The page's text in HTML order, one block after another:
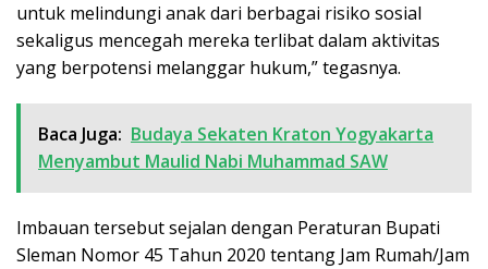
untuk melindungi anak dari berbagai risiko sosial
sekaligus mencegah mereka terlibat dalam aktivitas
yang berpotensi melanggar hukum,” tegasnya.
Baca Juga: Budaya Sekaten Kraton Yogyakarta
Menyambut Maulid Nabi Muhammad SAW
Imbauan tersebut sejalan dengan Peraturan Bupati
Sleman Nomor 45 Tahun 2020 tentang Jam Rumah/Jam